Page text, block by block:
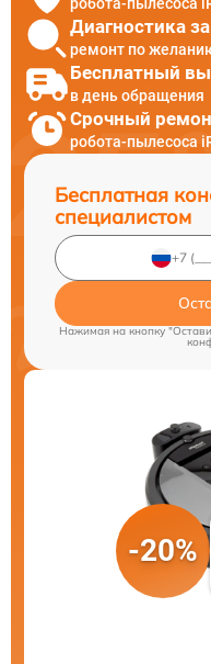
робота-пылесоса
Диагностика
ремонт по
Бесплатный
в день обращения
Срочный
робота-пылесоса
Бесплатная
специалистом
Нажимая на кнопку
-20%